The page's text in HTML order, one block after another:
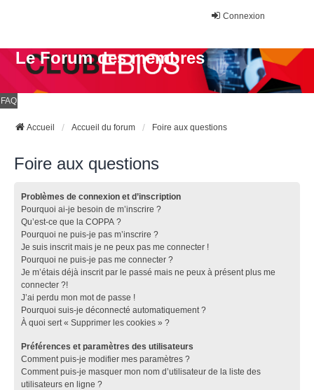
Connexion
Le Forum des membres
FAQ
Accueil Accueil du forum Foire aux questions
Foire aux questions
Problèmes de connexion et d’inscription
Pourquoi ai-je besoin de m’inscrire ?
Qu’est-ce que la COPPA ?
Pourquoi ne puis-je pas m’inscrire ?
Je suis inscrit mais je ne peux pas me connecter !
Pourquoi ne puis-je pas me connecter ?
Je m’étais déjà inscrit par le passé mais ne peux à présent plus me
connecter ?!
J’ai perdu mon mot de passe !
Pourquoi suis-je déconnecté automatiquement ?
À quoi sert « Supprimer les cookies » ?
Préférences et paramètres des utilisateurs
Comment puis-je modifier mes paramètres ?
Comment puis-je masquer mon nom d’utilisateur de la liste des
utilisateurs en ligne ?